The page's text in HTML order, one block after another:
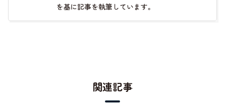
を基に記事を執筆しています。
関連記事